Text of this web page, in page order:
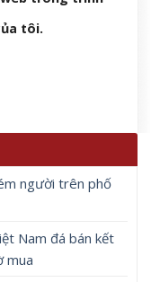
tôi.
người trên phố
Nam đá bán kết
mua